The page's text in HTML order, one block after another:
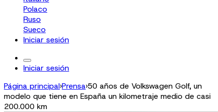
Polaco
Ruso
Sueco
Iniciar sesión
Iniciar sesión
Página principal›Prensa›50 años de Volkswagen Golf, un
modelo que tiene en España un kilometraje medio de casi
200.000 km